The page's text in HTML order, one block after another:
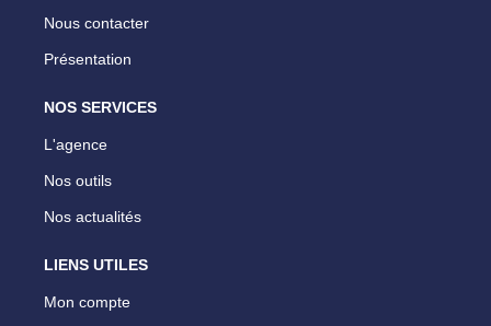
Nous contacter
Présentation
NOS SERVICES
L'agence
Nos outils
Nos actualités
LIENS UTILES
Mon compte